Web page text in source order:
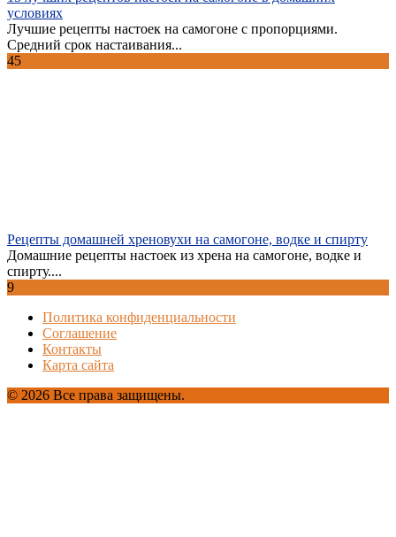
условиях
Лучшие рецепты настоек на самогоне с пропорциями.
Средний срок настаивания...
45
Рецепты домашней хреновухи на самогоне, водке и спирту
Домашние рецепты настоек из хрена на самогоне, водке и
спирту....
9
Политика конфиденциальности
Соглашение
Контакты
Карта сайта
© 2026 Все права защищены.